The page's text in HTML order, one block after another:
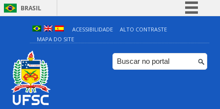
BRASIL
Simplifique!
Comunica BR
Participe
ACESSIBILIDADE
ALTO CONTRASTE
MAPA DO SITE